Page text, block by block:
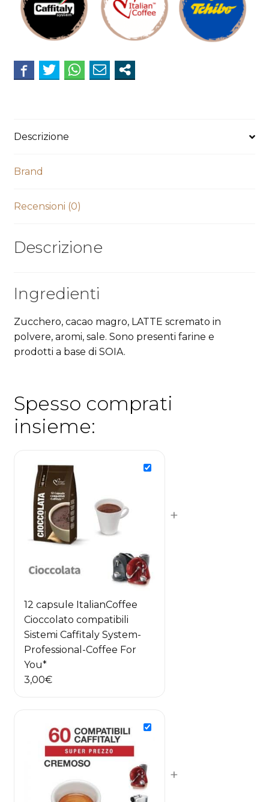
Coffee
For
You*
Descrizione
Brand
Recensioni (0)
Descrizione
Ingredienti
Zucchero, cacao magro, LATTE scremato in
polvere, aromi, sale. Sono presenti farine e
prodotti a base di SOIA.
Spesso comprati
insieme:
12 capsule ItalianCoffee
Cioccolato compatibili
Sistemi Caffitaly System-
Professional-Coffee For
You*
3,00€
+
+